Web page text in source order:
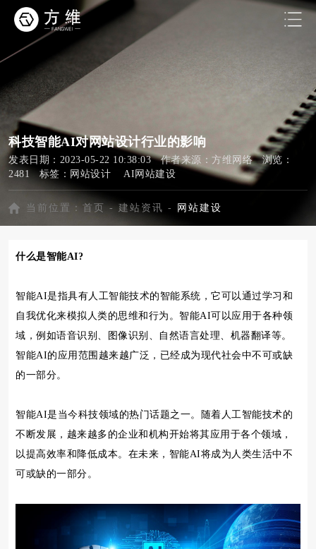
科技智能AI对网站设计行业的影响
发表日期：2023-05-22 10:38:03 作者来源：方维网络 浏览：
2481 标签： 网站设计 AI网站建设
当前位置： 首页 - 建站资讯 - 网站建设
什么是智能AI?
智能AI是指具有人工智能技术的智能系统，它可以通过学习和
自我优化来模拟人类的思维和行为。智能AI可以应用于各种领
域，例如语音识别、图像识别、自然语言处理、机器翻译等。
智能AI的应用范围越来越广泛，已经成为现代社会中不可或缺
的一部分。
智能AI是当今科技领域的热门话题之一。随着人工智能技术的
不断发展，越来越多的企业和机构开始将其应用于各个领域，
以提高效率和降低成本。在未来，智能AI将成为人类生活中不
可或缺的一部分。